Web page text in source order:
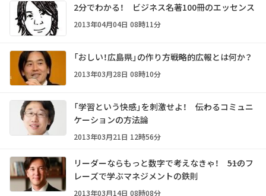
2分でわかる！ ビジネス名著100冊のエッセンス
2013年04月04日 08時11分
「おしい！広島県」の作り方――戦略的広報とは何か？
2013年03月28日 08時10分
「学習という快感」を刺激せよ！ ――伝わるコミュニ
ケーションの方法論
2013年03月21日 12時56分
リーダーならもっと数字で考えなきゃ！ ――51のフ
レーズで学ぶマネジメントの鉄則
2013年03月14日 08時08分